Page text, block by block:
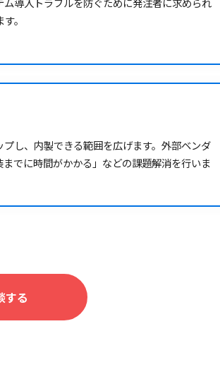
。
し、内製できる範囲を広げます。外部ベンダ
でに時間がかかる」などの課題解消を行いま
する